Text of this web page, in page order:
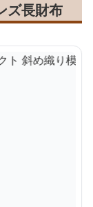
ズ長財布